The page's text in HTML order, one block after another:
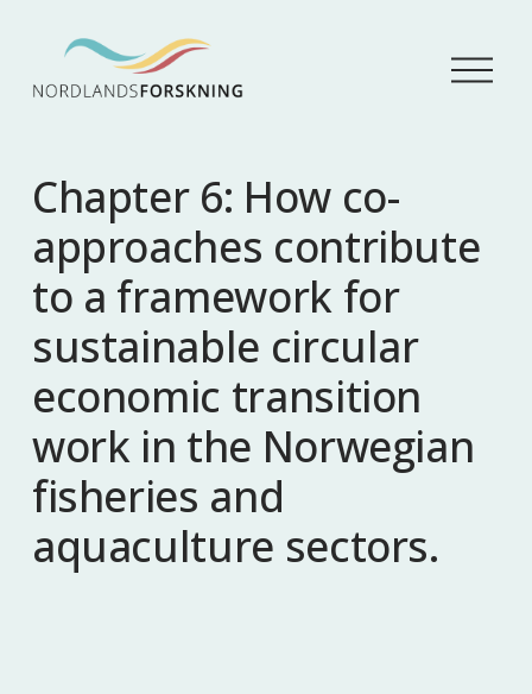
Å
p
y
Chapter 6: How co-
approaches contribute
to a framework for
sustainable circular
economic transition
work in the Norwegian
fisheries and
aquaculture sectors.